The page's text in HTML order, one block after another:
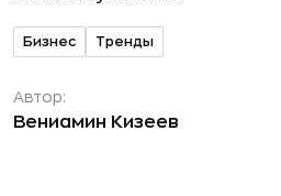
Бизнес Тренды
Автор:
Вениамин Кизеев